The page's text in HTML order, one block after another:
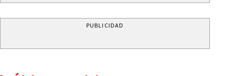
PUBLICIDAD